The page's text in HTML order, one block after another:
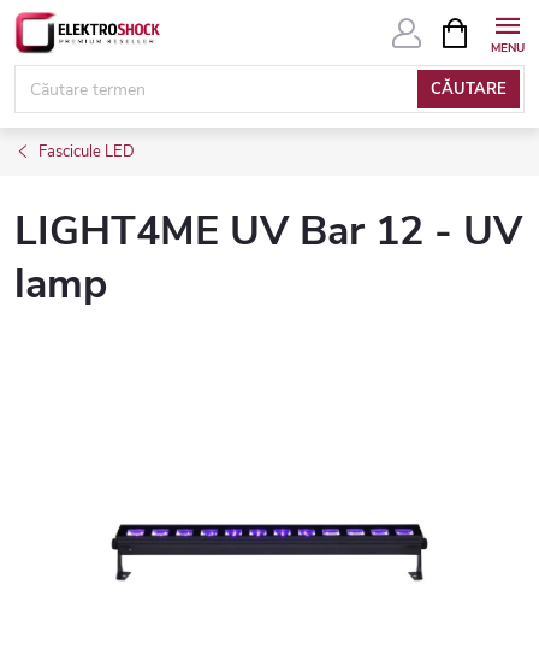
Treci
conținut
CĂUTARE
COŞ
DE
Fascicule LED
LIGHT4ME UV Bar 12 - UV
lamp